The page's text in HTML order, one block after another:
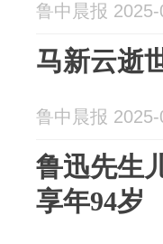
鲁中晨报 2025-
马新云逝
鲁中晨报 2025-
鲁迅先生
享年94岁